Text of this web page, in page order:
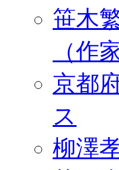
笹木
（作
京都
ス
柳澤